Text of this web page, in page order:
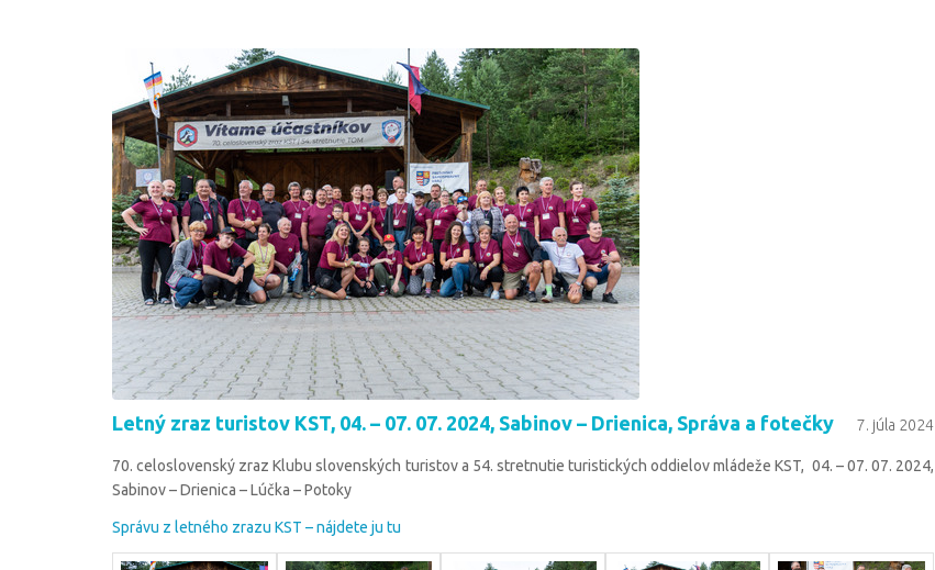
Letný zraz turistov KST, 04. – 07. 07. 2024, Sabinov – Drienica, Správa a fotečky 7. júla 2024
70. celoslovenský zraz Klubu slovenských turistov a 54. stretnutie turistických oddielov mládeže KST, 04. – 07. 07. 2024,
Sabinov – Drienica – Lúčka – Potoky
Správu z letného zrazu KST – nájdete ju tu